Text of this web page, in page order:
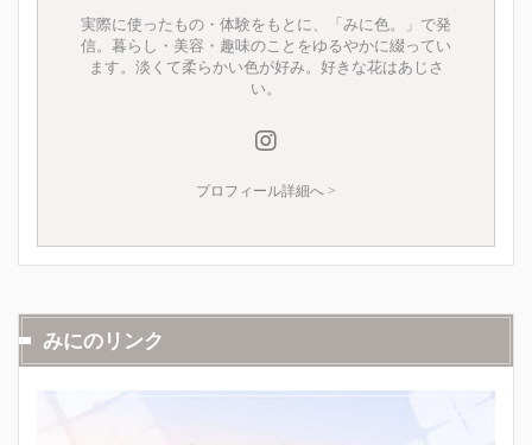
実際に使ったもの・体験をもとに、「みに色。」で発
信。暮らし・美容・趣味のことをゆるやかに綴ってい
ます。淡くて柔らかい色が好み。好きな花はあじさ
い。
プロフィール詳細へ >
みにのリンク